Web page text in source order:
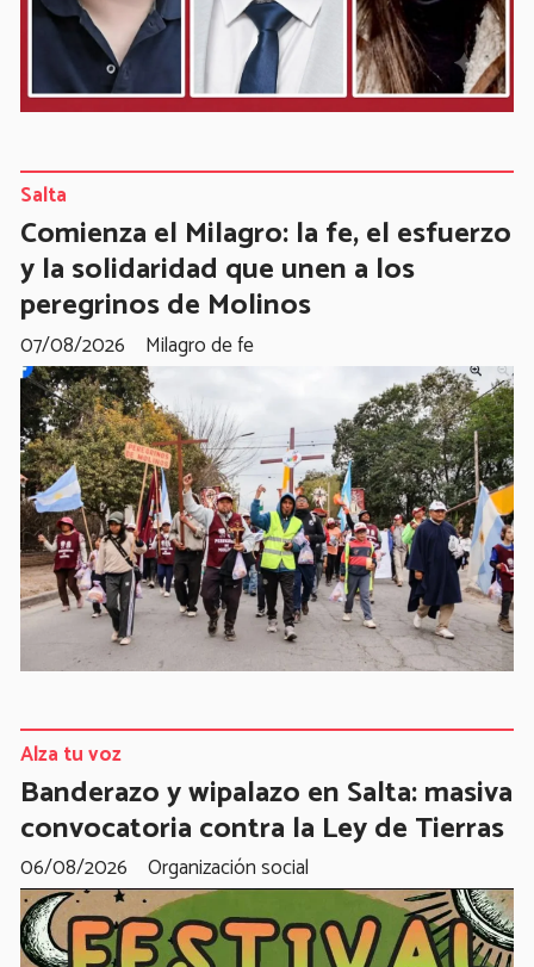
Comienza el Milagro: la fe, el esfuerzo
y la solidaridad que unen a los
peregrinos de Molinos
Milagro de fe
Salta
07/08/2026
Banderazo y wipalazo en Salta: masiva
convocatoria contra la Ley de Tierras
Organización social
Alza tu voz
06/08/2026